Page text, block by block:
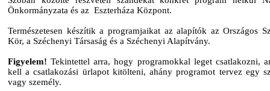
Önkormányzata és az Eszterháza Központ.
Természetesen készítik a programjaikat az alapítók az Országos
Kör, a Széchenyi Társaság és a Széchenyi Alapítvány.
Figyelem!Tekintettel arra, hogy programokkal leget csatlakozni,
kell a csatlakozási ürlapot kitölteni, ahány programot tervez egy
vagy személy.